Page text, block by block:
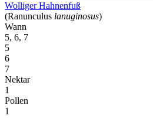
Wolliger Hahnenfuß
(Ranunculus lanuginosus)
Wann
5, 6, 7
5
6
7
Nektar
1
Pollen
1